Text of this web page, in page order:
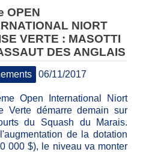
OPEN
NIORT
VERTE : MASOTTI
DES ANGLAIS
06/11/2017
Open International Niort
Verte démarre demain sur
du Squash du Marais.
de la dotation
000 $), le niveau va monter